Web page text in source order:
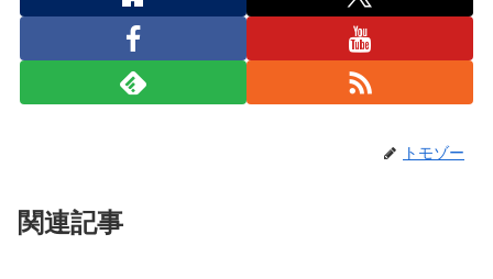
トモゾー
関連記事